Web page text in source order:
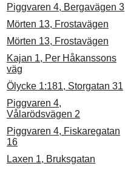
Piggvaren 4, Bergavägen 3
Mörten 13, Frostavägen
Mörten 13, Frostavägen
Kajan 1, Per Håkanssons
väg
Ölycke 1:181, Storgatan 31
Piggvaren 4,
Vålarödsvägen 2
Piggvaren 4, Fiskaregatan
16
Laxen 1, Bruksgatan